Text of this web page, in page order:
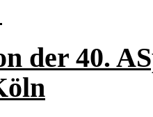
der 40.